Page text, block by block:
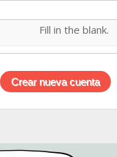
Fill in the blank.